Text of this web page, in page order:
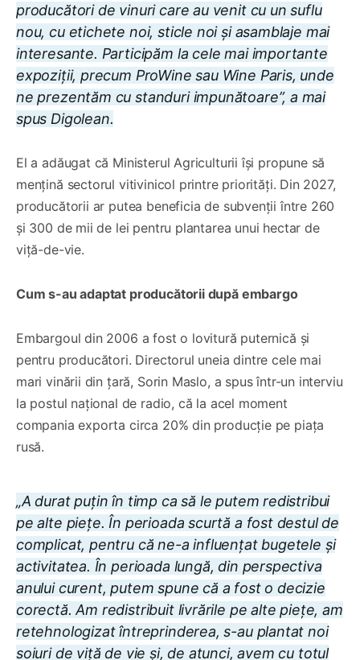
producători de vinuri care au venit cu un suflu
nou, cu etichete noi, sticle noi și asamblaje mai
interesante. Participăm la cele mai importante
expoziții, precum ProWine sau Wine Paris, unde
ne prezentăm cu standuri impunătoare”, a mai
spus Digolean.
El a adăugat că Ministerul Agriculturii își propune să
mențină sectorul vitivinicol printre priorități. Din 2027,
producătorii ar putea beneficia de subvenții între 260
și 300 de mii de lei pentru plantarea unui hectar de
viță-de-vie.
Cum s-au adaptat producătorii după embargo
Embargoul din 2006 a fost o lovitură puternică și
pentru producători. Directorul uneia dintre cele mai
mari vinării din țară, Sorin Maslo, a spus într-un interviu
la postul național de radio, că la acel moment
compania exporta circa 20% din producție pe piața
rusă.
„A durat puțin în timp ca să le putem redistribui
pe alte piețe. În perioada scurtă a fost destul de
complicat, pentru că ne-a influențat bugetele și
activitatea. În perioada lungă, din perspectiva
anului curent, putem spune că a fost o decizie
corectă. Am redistribuit livrările pe alte piețe, am
retehnologizat întreprinderea, s-au plantat noi
soiuri de viță de vie și, de atunci, avem cu totul